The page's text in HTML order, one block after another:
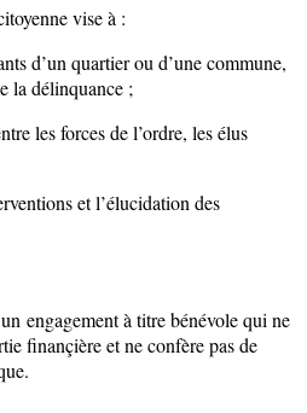
vise à :
d’un quartier ou d’une commune,
la délinquance ;
les forces de l’ordre, les élus
et l’élucidation des
engagement à titre bénévole qui ne
finançière et ne confère pas de